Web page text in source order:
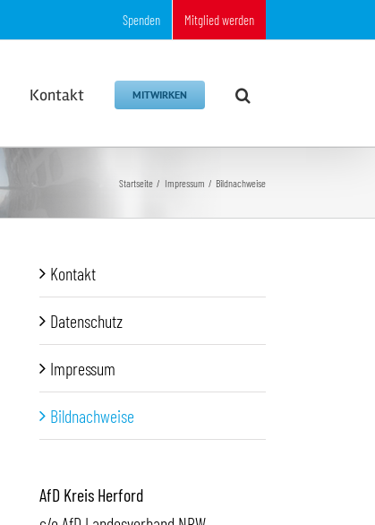
Spenden Mitglied werden
Kontakt MITWIRKEN
Startseite Impressum Bildnachweise
Kontakt
Datenschutz
Impressum
Bildnachweise
AfD Kreis Herford